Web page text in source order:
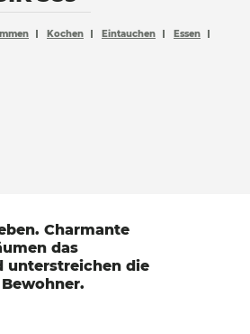
Kochen Eintauchen
Essen
Charmante
das
unterstreichen die
Bewohner.